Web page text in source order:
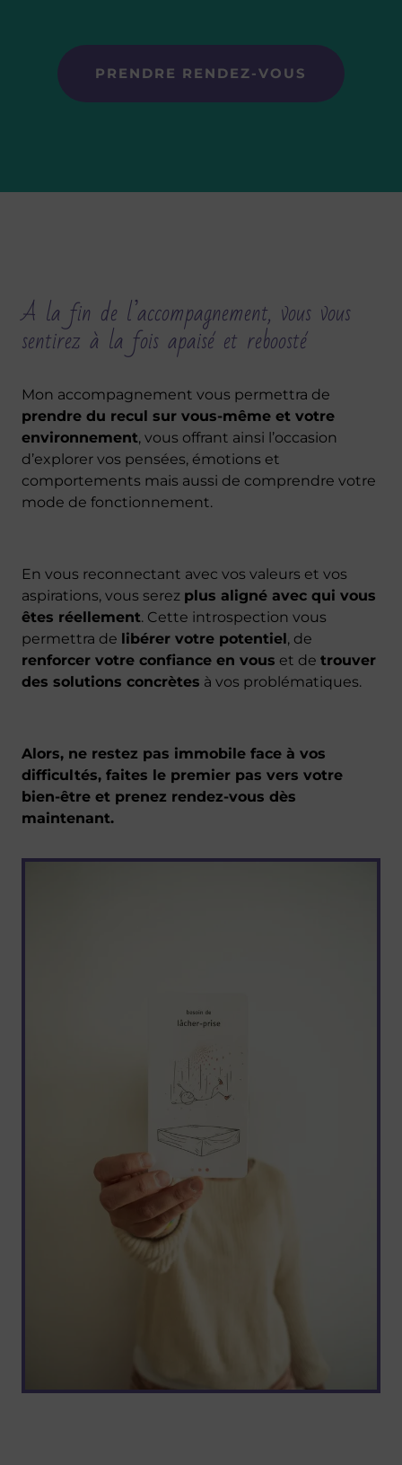
PRENDRE RENDEZ-VOUS
A la fin de l’accompagnement, vous vous
sentirez à la fois apaisé et reboosté
Mon accompagnement vous permettra de
prendre du recul sur vous-même et votre
environnement, vous offrant ainsi l’occasion
d’explorer vos pensées, émotions et
comportements mais aussi de comprendre votre
mode de fonctionnement.
En vous reconnectant avec vos valeurs et vos
aspirations, vous serez plus aligné avec qui vous
êtes réellement. Cette introspection vous
permettra de libérer votre potentiel, de
renforcer votre confiance en vous et de trouver
des solutions concrètes à vos problématiques.
Alors, ne restez pas immobile face à vos
difficultés, faites le premier pas vers votre
bien-être et prenez rendez-vous dès
maintenant.